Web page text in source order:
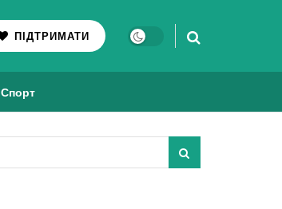
ПІДТРИМАТИ
Спорт